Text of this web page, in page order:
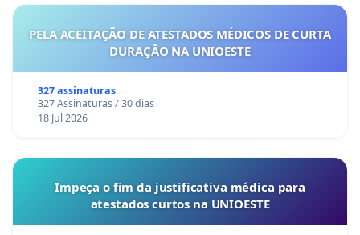
PELA ACEITAÇÃO DE ATESTADOS MÉDICOS DE CURTA
DURAÇÃO NA UNIOESTE
327 assinaturas
327 Assinaturas / 30 dias
18 Jul 2026
Impeça o fim da justificativa médica para
atestados curtos na UNIOESTE